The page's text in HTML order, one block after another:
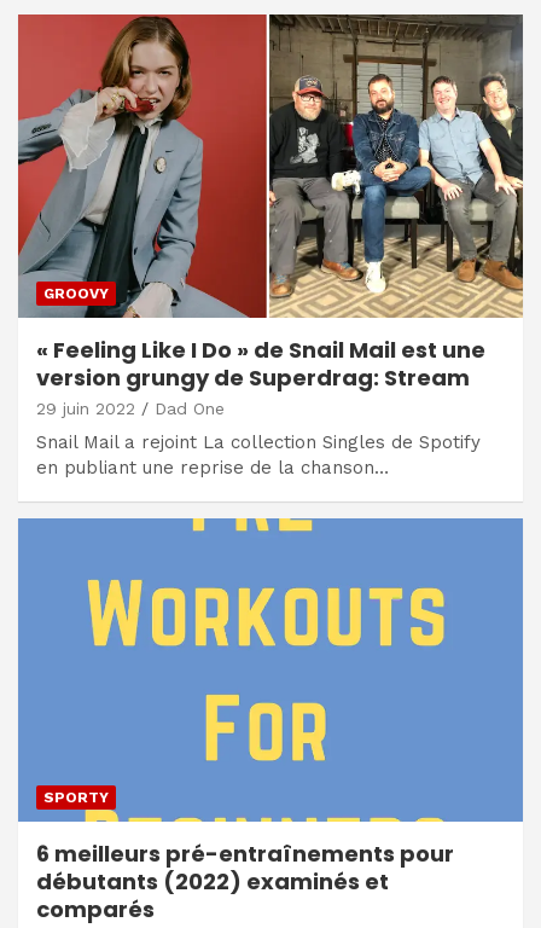
GROOVY
« Feeling Like I Do » de Snail Mail est une
version grungy de Superdrag: Stream
29 juin 2022 Dad One
Snail Mail a rejoint La collection Singles de Spotify
en publiant une reprise de la chanson…
SPORTY
6 meilleurs pré-entraînements pour
débutants (2022) examinés et
comparés